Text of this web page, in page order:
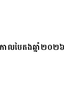
ៃតងឆ្នាំ២០២៦»